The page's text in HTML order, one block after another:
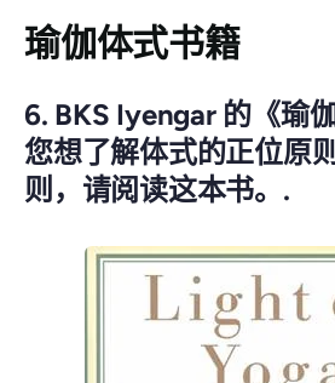
瑜伽体式书籍
6. BKS Iyengar 的《瑜
您想了解体式的正位原
则，请阅读这本书。.